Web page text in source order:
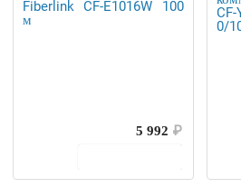
5 992 ₽